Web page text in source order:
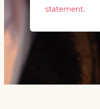
statement.